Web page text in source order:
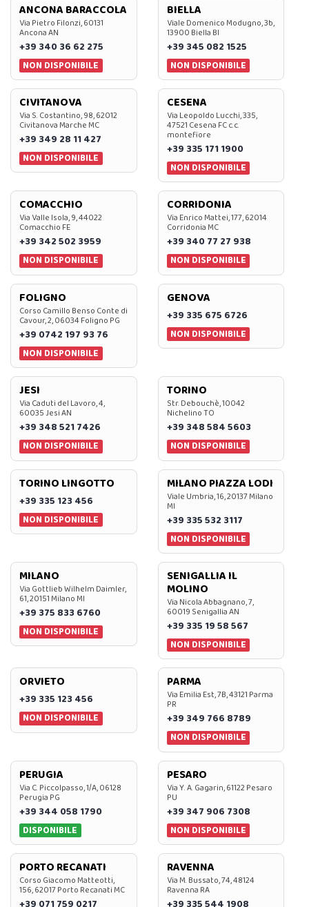
ANCONA BARACCOLA
Via Pietro Filonzi, 60131
Ancona AN
+39 340 36 62 275
NON DISPONIBILE
BIELLA
Viale Domenico Modugno, 3b,
13900 Biella BI
+39 345 082 1525
NON DISPONIBILE
CIVITANOVA
Via S. Costantino, 98, 62012
Civitanova Marche MC
+39 349 28 11 427
NON DISPONIBILE
CESENA
Via Leopoldo Lucchi, 335,
47521 Cesena FC c.c.
montefiore
+39 335 171 1900
NON DISPONIBILE
COMACCHIO
Via Valle Isola, 9, 44022
Comacchio FE
+39 342 502 3959
NON DISPONIBILE
CORRIDONIA
Via Enrico Mattei, 177, 62014
Corridonia MC
+39 340 77 27 938
NON DISPONIBILE
FOLIGNO
Corso Camillo Benso Conte di
Cavour, 2, 06034 Foligno PG
+39 0742 197 93 76
NON DISPONIBILE
GENOVA
+39 335 675 6726
NON DISPONIBILE
JESI
Via Caduti del Lavoro, 4,
60035 Jesi AN
+39 348 521 7426
NON DISPONIBILE
TORINO
Str. Debouchè, 10042
Nichelino TO
+39 348 584 5603
NON DISPONIBILE
TORINO LINGOTTO
+39 335 123 456
NON DISPONIBILE
MILANO PIAZZA LODI
Viale Umbria, 16, 20137 Milano
MI
+39 335 532 3117
NON DISPONIBILE
MILANO
Via Gottlieb Wilhelm Daimler,
61, 20151 Milano MI
+39 375 833 6760
NON DISPONIBILE
SENIGALLIA IL
MOLINO
Via Nicola Abbagnano, 7,
60019 Senigallia AN
+39 335 19 58 567
NON DISPONIBILE
ORVIETO
+39 335 123 456
NON DISPONIBILE
PARMA
Via Emilia Est, 7B, 43121 Parma
PR
+39 349 766 8789
NON DISPONIBILE
PERUGIA
Via C. Piccolpasso, 1/A, 06128
Perugia PG
+39 344 058 1790
DISPONIBILE
PESARO
Via Y. A. Gagarin, 61122 Pesaro
PU
+39 347 906 7308
NON DISPONIBILE
PORTO RECANATI
Corso Giacomo Matteotti,
156, 62017 Porto Recanati MC
RAVENNA
Via M. Bussato, 74, 48124
Ravenna RA